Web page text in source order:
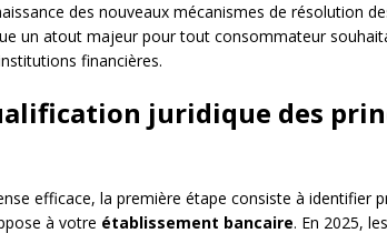
des nouveaux mécanismes de résolution
un atout majeur pour tout consommateur
financières.
juridique des
efficace, la première étape consiste à identifier
à votre établissement bancaire. En 2025,